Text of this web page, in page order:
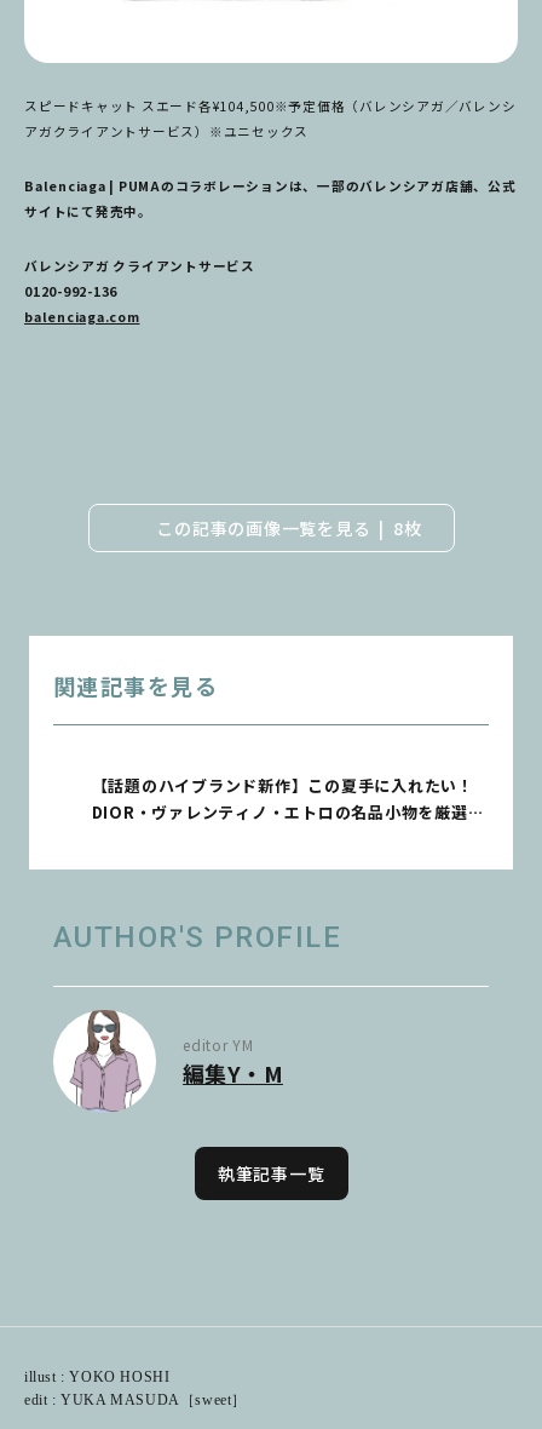
スピードキャット スエード各¥104,500※予定価格（バレンシアガ／バレンシ
アガクライアントサービス）※ユニセックス
Balenciaga | PUMAのコラボレーションは、一部のバレンシアガ店舗、公式
サイトにて発売中。
バレンシアガ クライアントサービス
0120-992-136
balenciaga.com
この記事の画像一覧を見る 8枚
関連記事を見る
【話題のハイブランド新作】この夏手に入れたい！
DIOR・ヴァレンティノ・エトロの名品小物を厳選
AUTHOR'S PROFILE
editor YM
編集Y・M
執筆記事一覧
illust : YOKO HOSHI
edit : YUKA MASUDA［sweet］